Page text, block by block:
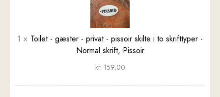
-
privat
-
pissoir
i
to
1 × Toilet - gæster - privat - pissoir skilte i to skrifttyper -
Normal skrift, Pissoir
kr. 159,00